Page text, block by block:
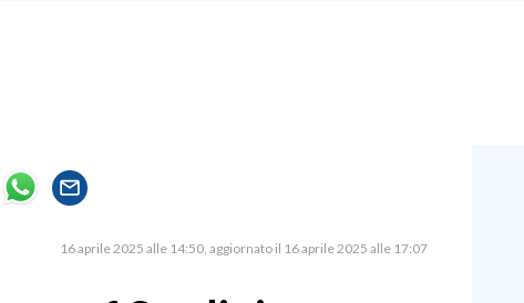
16 aprile 2025 alle 14:50 aggiornato il 16 aprile 2025 alle 17:07